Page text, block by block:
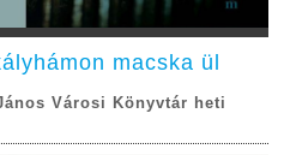
macska ül
Városi Könyvtár heti